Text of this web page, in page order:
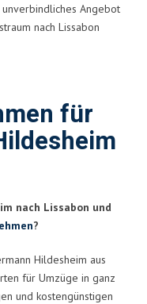
Angebot
nach Lissabon
für
nach Lissabon und
?
Hildesheim aus
für Umzüge in ganz
und kostengünstigen